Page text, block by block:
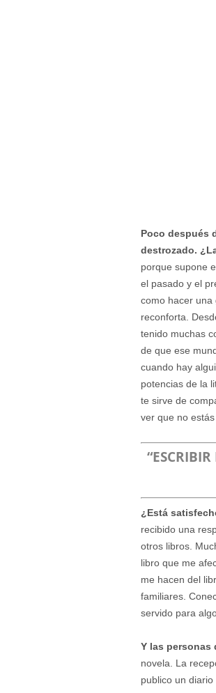
Poco después
destrozado.
porque supone
el pasado y el
como hacer una
reconforta.
tenido muchas
de que ese
cuando hay
potencias de la
te sirve de
ver que no estás
¿Está
recibido una
otros libros.
libro que me
me hacen del
familiares.
servido para
Y las personas
novela. La
publico un